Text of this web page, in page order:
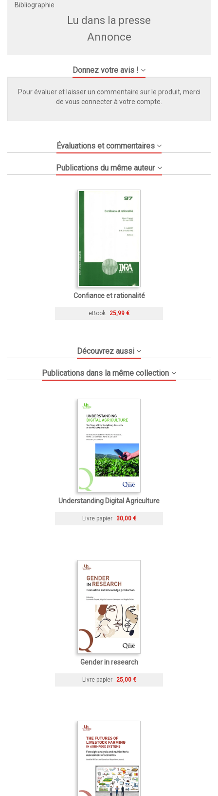
Bibliographie
Lu dans la presse
Annonce
Donnez votre avis !
Pour évaluer et laisser un commentaire sur le produit, merci
de vous connecter à votre compte.
Évaluations et commentaires
Publications du même auteur
Confiance et rationalité
eBook 25,99 €
Découvrez aussi
Publications dans la même collection
Understanding Digital Agriculture
Livre papier 30,00 €
Gender in research
Livre papier 25,00 €